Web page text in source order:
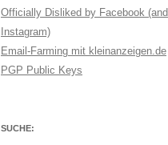
Officially Disliked by Facebook (and
Instagram)
Email-Farming mit kleinanzeigen.de
PGP Public Keys
SUCHE: